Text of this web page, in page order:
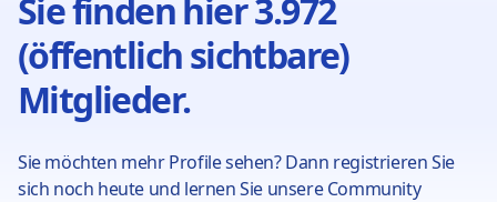
Sie finden hier 3.972
(öffentlich sichtbare)
Mitglieder.
Sie möchten mehr Profile sehen? Dann registrieren Sie
sich noch heute und lernen Sie unsere Community